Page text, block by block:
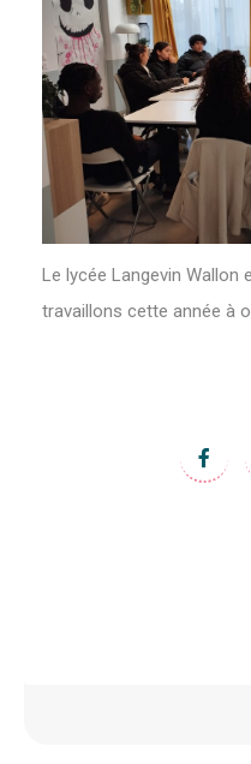
Le lycée Langevin Wallon
travaillons cette année à